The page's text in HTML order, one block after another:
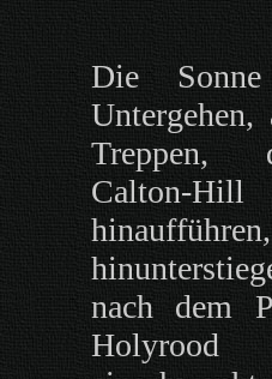
Die
Treppen,
Calton-Hill
nach dem
Holyrood